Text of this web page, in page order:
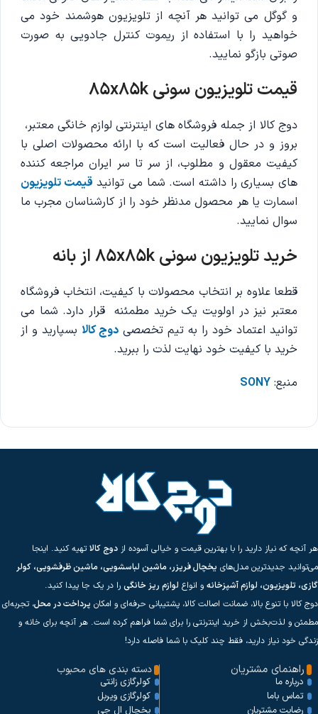
و گوگل می توانید هر آنچه از تلویزیون هوشمند خود می
خواهید را با استفاده از ریموت کنترل جادویی به صورت
صوتی بازگو نمایید.
قیمت تلویزیون سونی 85x85k
دوج کالا از جمله فروشگاه های اینترنتی لوازم خانگی معتبر،
بروز و در حال فعالیت است که با ارائه محصولات اصلی با
کیفیت معقول و مطلوب، از سر تا سر ایران مراجعه کننده
های بسیاری را داشته است. شما می توانید قیمت تلویزیون
اسمارت یا هر محصول مدنظر خود را از کارشناسان مجرب ما
سوال نمایید.
خرید تلویزیون سونی 85x85k از بانه
قطعا علاوه بر انتخاب محصولات با کیفیت، انتخاب فروشگاه
معتبر نیز در اولویت یک خرید مطمئنه قرار دارد. شما می
توانید اعتماد خود را به تیم تخصصی دوج کالا بسپارید و از
خرید با کیفیت خود نهایت لذت را ببرید.
منبع: SONY
هر آنچه که نیاز دارید را با بهترین قیمت و خیالی آسوده از دوج کالاتهیه کنید. اینجا
می‌توانید جدیدترین مدل‌های یخچال فریزر، ماشین لباسشویی، ماشین ظرفشویی، کولر
گازی، تلویزیون، لوازم آشپزخانه و انواع لوازم ریز خانگی را در یک جا پیدا کنید.
دوج کالا با تنوع بالا، ضمانت اصالت کالا، پشتیبانی حرفه‌ای و امکان پرداخت در محل، تجربه‌ای
مطمئن و لذت‌بخش از خرید اینترنتی را برای شما فراهم کرده است. هر آنچه برای خانه و
زندگی خود نیاز دارید، فقط چند کلیک با شما فاصله دارد!
راهنمای مشتریان
درباره ما
تماس باما
رضایت مشتریان
دسته بندی های محبوب
کولرگازی زانتی
کولرگازی ویربل
یخچال ال جی